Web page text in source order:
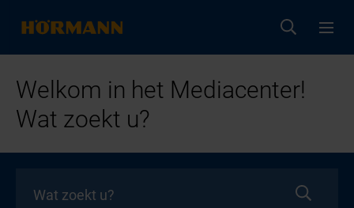
Welkom in het Mediacenter!
Wat zoekt u?